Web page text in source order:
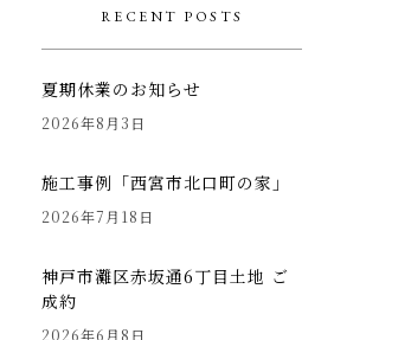
RECENT POSTS
夏期休業のお知らせ
2026年8月3日
施工事例「西宮市北口町の家」
2026年7月18日
神戸市灘区赤坂通6丁目土地 ご
成約
2026年6月8日